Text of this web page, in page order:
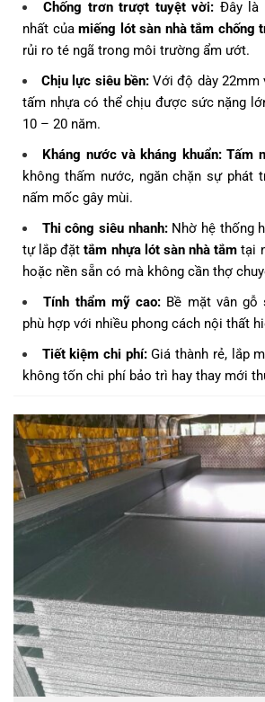
Chống trơn trượt tuyệt vời: Đây là
nhất củamiếng lót sàn nhà tắm chống
rủi ro té ngã trong môi trường ẩm ướt.
Chịu lực siêu bền:Với độ dày 22mm
tấm nhựa có thể chịu được sức nặng
10 – 20 năm.
Kháng nước và kháng khuẩn: Tấm
không thấm nước, ngăn chặn sự phát
nấm mốc gây mùi.
Thi công siêu nhanh:Nhờ hệ thống
tự lắp đặttắm nhựa lót sàn nhà tắm tại
hoặc nền sẵn có mà không cần thợ
Tính thẩm mỹ cao: Bề mặt vân gỗ
phù hợp với nhiều phong cách nội thất
Tiết kiệm chi phí:Giá thành rẻ, lắp
không tốn chi phí bảo trì hay thay mới